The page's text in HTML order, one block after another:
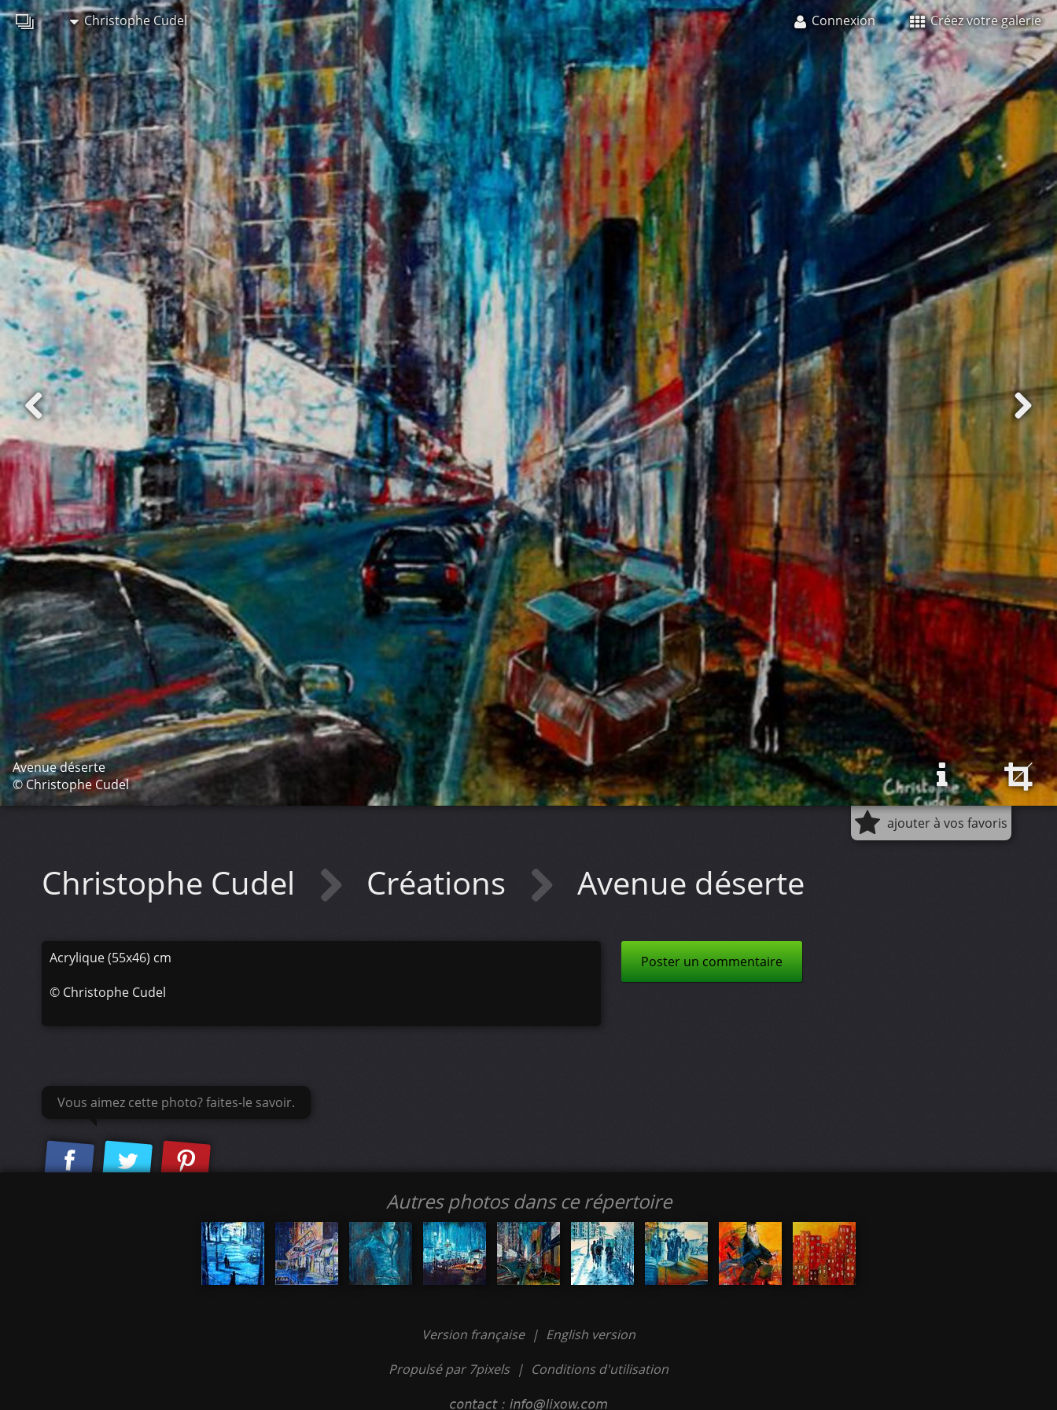
Christophe Cudel Connexion Créez votre galerie
Avenue déserte
© Christophe Cudel
ajouter à vos favoris
Christophe Cudel Créations Avenue déserte
Acrylique (55x46) cm
© Christophe Cudel
Poster un commentaire
Vous aimez cette photo? faites-le savoir.
Autres photos dans ce répertoire
Version française | English version
Propulsé par 7pixels | Conditions d'utilisation